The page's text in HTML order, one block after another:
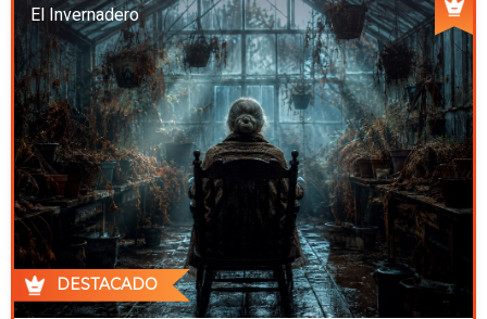
El Invernadero
DESTACADO